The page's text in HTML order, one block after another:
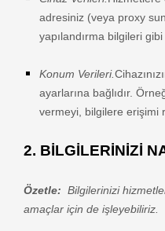
adresiniz (veya proxy
yapılandırma bilgileri
Konum Verileri.
ayarlarına bağlıdır.
vermeyi, bilgilere erişimi
2. BİLGİLERİNİZİ
Özetle: Bilgilerinizi
amaçlar için de işleyebiliriz.